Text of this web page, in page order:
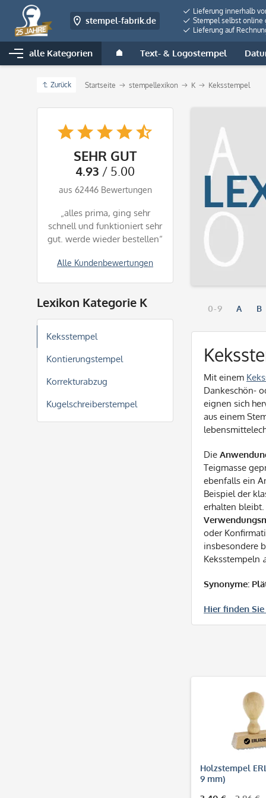
stempel-fabrik.de
Lieferung innerhalb
Stempel selbst online
Lieferung auf
alle Kategorien Text- & Logostempel
Zurück Startseite stempellexikon K Keksstempel
SEHR GUT
4.93 / 5.00
aus 62446 Bewertungen
Alle Kundenbewertungen
„alles prima, ging sehr
schnell und funktioniert sehr
gut. werde wieder bestellen“
Lexikon Kategorie K
Keksstempel
Kontierungstempel
Korrekturabzug
Kugelschreiberstempel
0-9 A B
Mit einem
Dankeschön-
eignen sich
aus einem
Die
Teigmasse
ebenfalls ein
Beispiel der
erhalten
oder
insbesondere
Keksstempeln
Synonyme:
Hier finden Sie
Holzstempel
9 mm)